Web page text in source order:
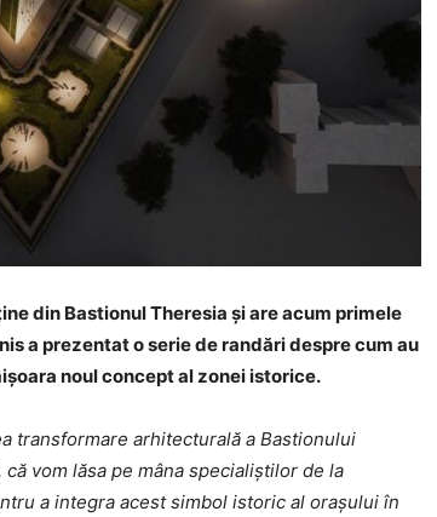
din Bastionul Theresia și are acum primele
a prezentat o serie de randări despre cum au
noul concept al zonei istorice.
transformare arhitecturală a Bastionului
vom lăsa pe mâna specialiștilor de la
a integra acest simbol istoric al orașului în